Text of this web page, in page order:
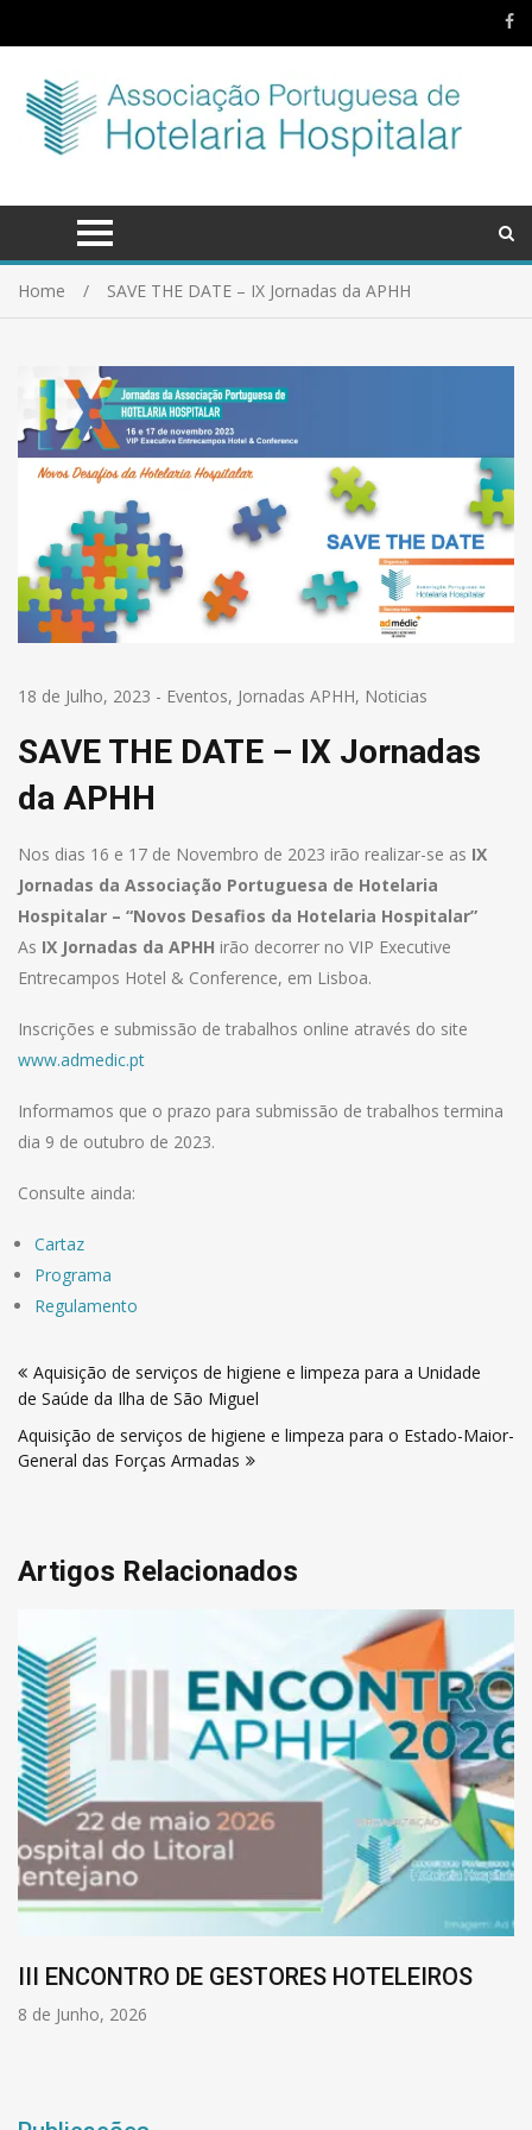
Home SAVE THE DATE – IX Jornadas da APHH
18 de Julho, 2023 - Eventos, Jornadas APHH, Noticias
SAVE THE DATE – IX Jornadas
da APHH
Nos dias 16 e 17 de Novembro de 2023 irão realizar-se as IX
Jornadas da Associação Portuguesa de Hotelaria
Hospitalar – “Novos Desafios da Hotelaria Hospitalar”
As IX Jornadas da APHH irão decorrer no VIP Executive
Entrecampos Hotel & Conference, em Lisboa.
Inscrições e submissão de trabalhos online através do site
www.admedic.pt
Informamos que o prazo para submissão de trabalhos termina
dia 9 de outubro de 2023.
Consulte ainda:
Cartaz
Programa
Regulamento
de
artigos
Aquisição de serviços de higiene e limpeza para a Unidade
de Saúde da Ilha de São Miguel
Aquisição de serviços de higiene e limpeza para o Estado-Maior-
General das Forças Armadas
Artigos Relacionados
III ENCONTRO DE GESTORES HOTELEIROS
8 de Junho, 2026